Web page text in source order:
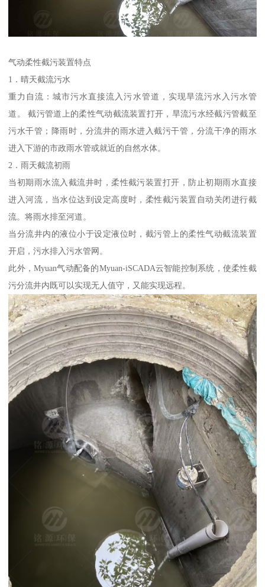
气动柔性截污装置特点
1．晴天截流污水
重力自流：城市污水直接流入污水管道，实现旱流污水入污水管
道。 截污管道上的柔性气动截流装置打开，旱流污水经截污管截至
污水干管；降雨时，分流井的雨水进入截污干管，分流干净的雨水
进入下游的市政雨水管或就近的自然水体。
2．雨天截流初雨
当初期雨水流入截流井时，柔性截污装置打开，防止初期雨水直接
进入河流，当水位达到设定高度时，柔性截污装置自动关闭进行截
流。将雨水排至河道。
当分流井内的液位小于设定液位时，截污管上的柔性气动截流装置
开启，污水排入污水管网。
此外，Myuan气动配备的Myuan-iSCADA云智能控制系统，使柔性截
污分流井内既可以实现无人值守，又能实现远程。